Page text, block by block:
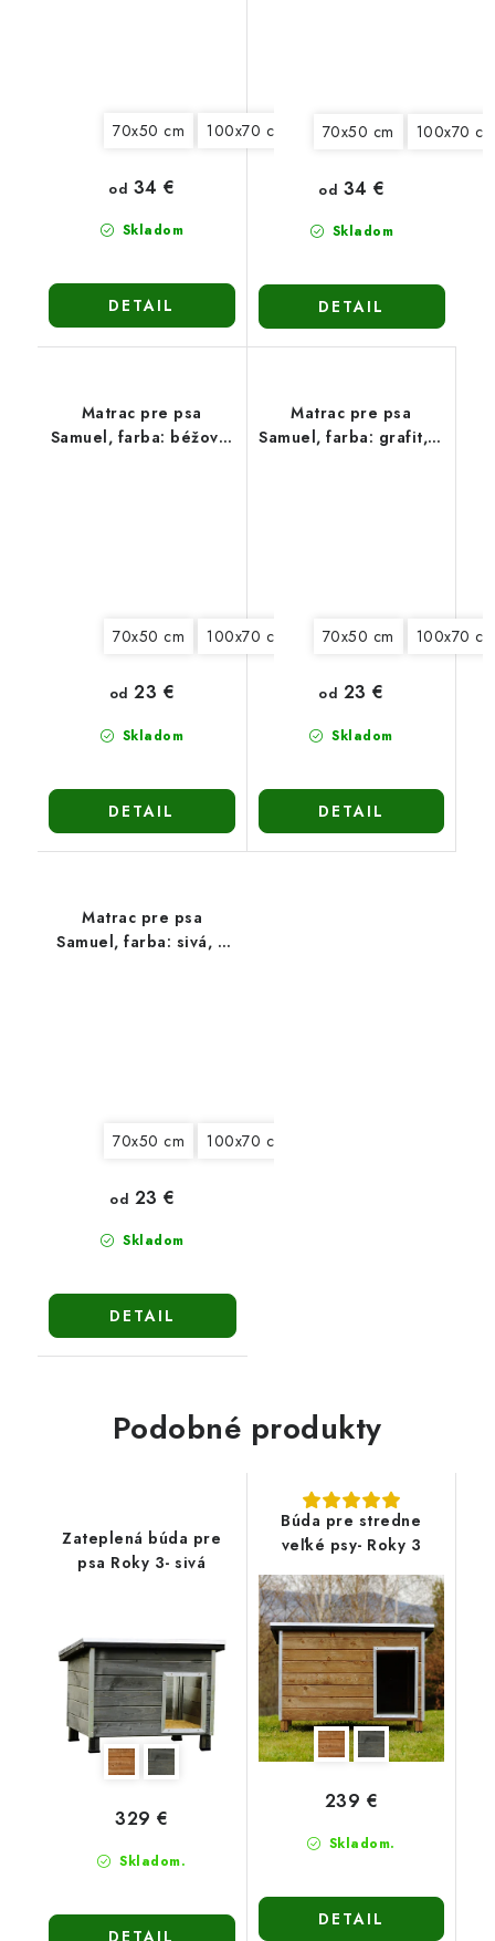
70x50 cm 100x70 cm 130x90 cm 150x100
Skladom
od 34 €
DETAIL
70x50 cm 100x70 cm
Skladom
od 34 €
DETAIL
Matrac pre psa
Samuel, farba: béžová,
70x50 cm 100x70 cm 130x90 cm 150x100
Skladom
od 23 €
DETAIL
Matrac pre psa
Samuel, farba: grafit, 4
70x50 cm 100x70 cm
Skladom
od 23 €
DETAIL
Matrac pre psa
Samuel, farba: sivá, 4
70x50 cm 100x70 cm
Skladom
od 23 €
DETAIL
Podobné produkty
Zateplená búda pre
psa Roky 3- sivá
Skladom.
329 €
DETAIL
Búda pre stredne
veľké psy- Roky 3
Skladom.
239 €
DETAIL